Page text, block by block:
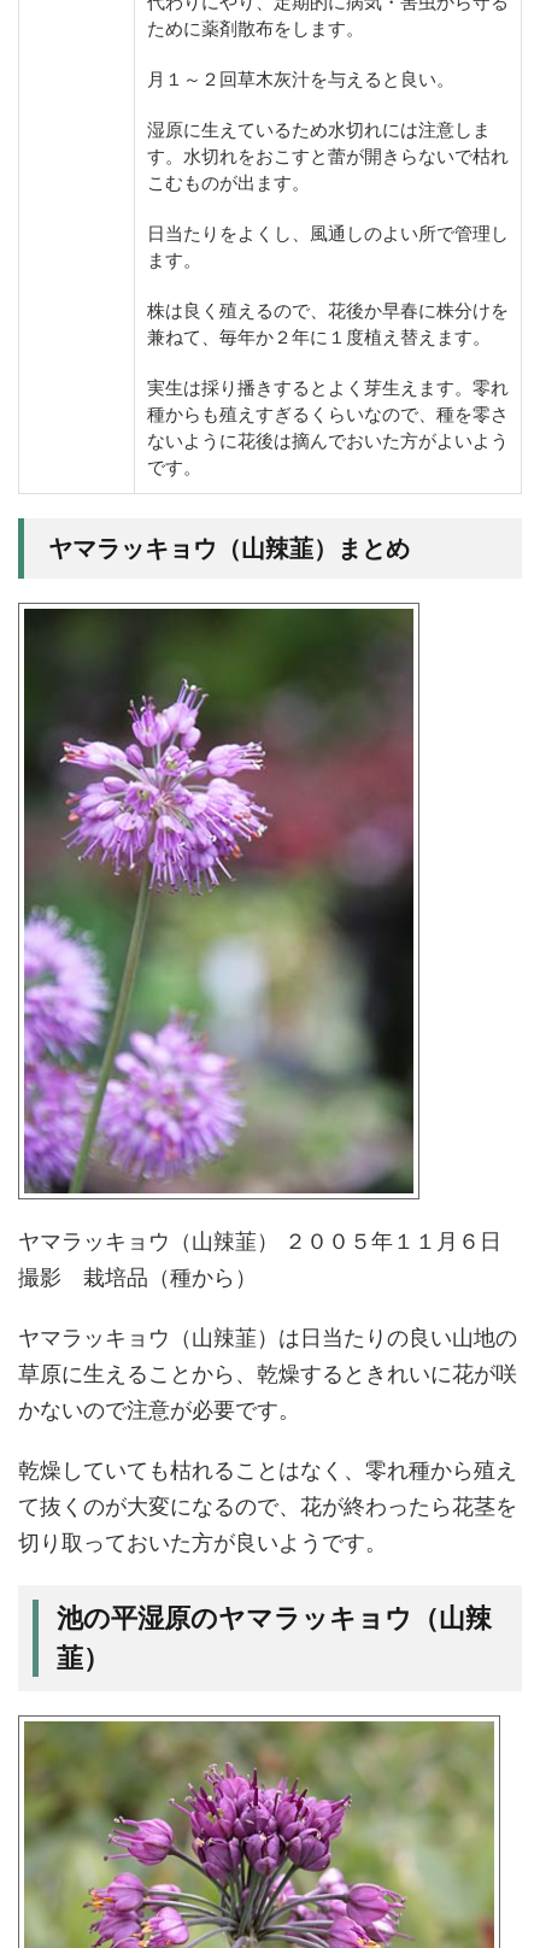
ために薬剤散布をします。
月１～２回草木灰汁を与えると良い。
湿原に生えているため水切れには注意しま
す。水切れをおこすと蕾が開きらないで枯れ
こむものが出ます。
日当たりをよくし、風通しのよい所で管理し
ます。
株は良く殖えるので、花後か早春に株分けを
兼ねて、毎年か２年に１度植え替えます。
実生は採り播きするとよく芽生えます。零れ
種からも殖えすぎるくらいなので、種を零さ
ないように花後は摘んでおいた方がよいよう
です。
ヤマラッキョウ（山辣韮）まとめ
ヤマラッキョウ（山辣韮） ２００５年１１月６日
撮影 栽培品（種から）
ヤマラッキョウ（山辣韮）は日当たりの良い山地の
草原に生えることから、乾燥するときれいに花が咲
かないので注意が必要です。
乾燥していても枯れることはなく、零れ種から殖え
て抜くのが大変になるので、花が終わったら花茎を
切り取っておいた方が良いようです。
池の平湿原のヤマラッキョウ（山辣
韮）